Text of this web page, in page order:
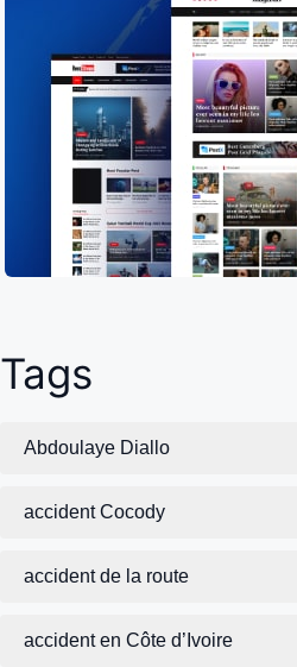
Tags
Abdoulaye Diallo
accident Cocody
accident de la route
accident en Côte d’Ivoire